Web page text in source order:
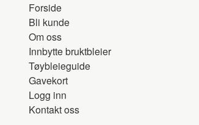
Forside
Bli kunde
Om oss
Innbytte bruktbleier
Tøybleieguide
Gavekort
Logg inn
Kontakt oss